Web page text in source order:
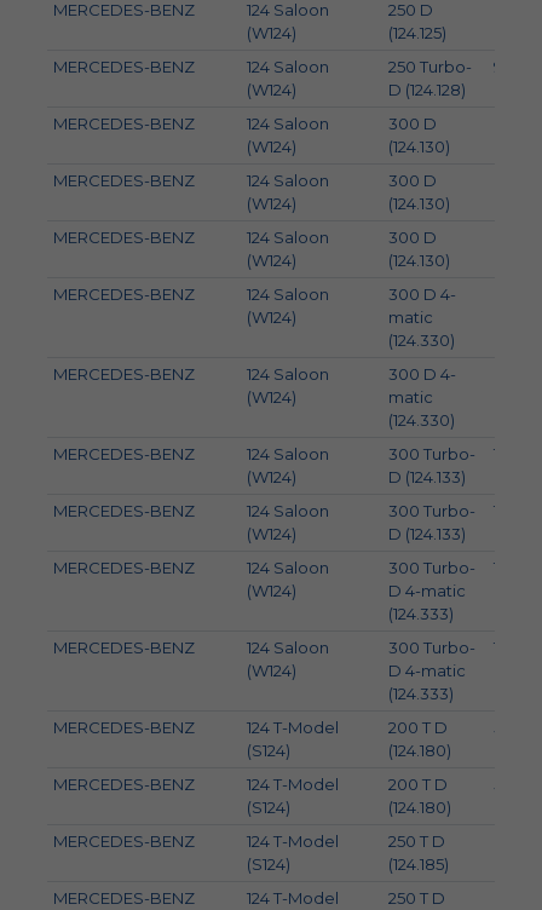
MERCEDES-BENZ
124 Saloon
(W124)
250 D
(124.125)
MERCEDES-BENZ
124 Saloon
(W124)
250 Turbo-
D (124.128)
93
MERCEDES-BENZ
124 Saloon
(W124)
300 D
(124.130)
MERCEDES-BENZ
124 Saloon
(W124)
300 D
(124.130)
MERCEDES-BENZ
124 Saloon
(W124)
300 D
(124.130)
MERCEDES-BENZ
124 Saloon
(W124)
300 D 4-
matic
(124.330)
MERCEDES-BENZ
124 Saloon
(W124)
300 D 4-
matic
(124.330)
MERCEDES-BENZ
124 Saloon
(W124)
300 Turbo-
D (124.133)
105
MERCEDES-BENZ
124 Saloon
(W124)
300 Turbo-
D (124.133)
108
MERCEDES-BENZ
124 Saloon
(W124)
300 Turbo-
D 4-matic
(124.333)
105
MERCEDES-BENZ
124 Saloon
(W124)
300 Turbo-
D 4-matic
(124.333)
108
MERCEDES-BENZ
124 T-Model
(S124)
200 T D
(124.180)
53
MERCEDES-BENZ
124 T-Model
(S124)
200 T D
(124.180)
55
MERCEDES-BENZ
124 T-Model
(S124)
250 T D
(124.185)
MERCEDES-BENZ
124 T-Model
250 T D